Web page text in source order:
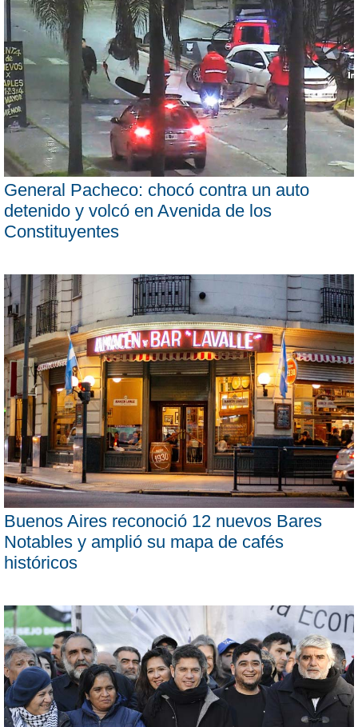
General Pacheco: chocó contra un auto
detenido y volcó en Avenida de los
Constituyentes
Buenos Aires reconoció 12 nuevos Bares
Notables y amplió su mapa de cafés
históricos